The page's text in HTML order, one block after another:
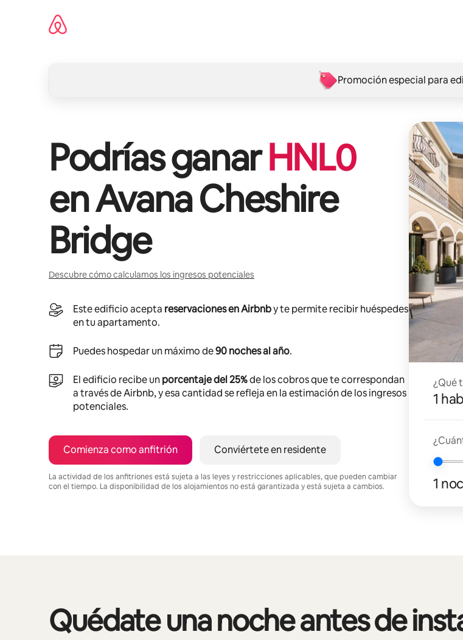
Promoción especial para
Podrías ganarHNL0
enAvana Cheshire
Bridge
Descubre cómo calculamos los ingresos potenciales
Este edificio acepta reservaciones en Airbnby te permite recibir huéspedes
en tu apartamento.
Puedes hospedar un máximo de90 noches al año.
El edificio recibe unporcentaje del 25%de los cobros que te correspondan
a través de Airbnb, y esa cantidad se refleja en la estimación de los ingresos
potenciales.
Comienza como anfitrión Conviértete en residente
La actividad de los anfitriones está sujeta a las leyes y restricciones aplicables, que pueden cambiar
con el tiempo. La disponibilidad de los alojamientos no está garantizada y está sujeta a cambios.
¿Qué
1
1
Quédate una noche antes de
Mostrando 0 de 0 elementos